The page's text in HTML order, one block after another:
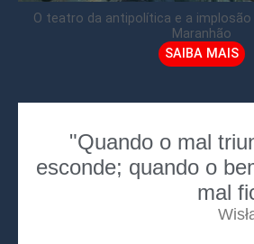
O teatro da antipolítica e a implosão
Maranhão
SAIBA MAIS
"Quando o mal
esconde; quando o
mal